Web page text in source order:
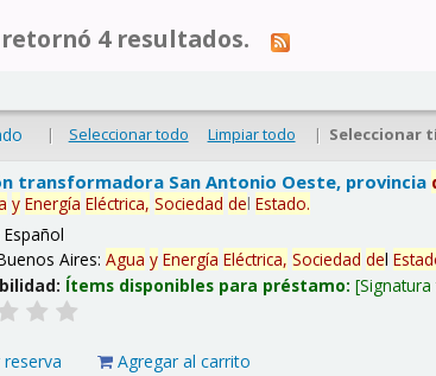
4 resultados.
| Seleccionar todo Limpiar todo | Seleccionar
transformadora San Antonio Oeste, provincia
y Energía Eléctrica, Sociedad delEstado.
Español
Aires:Agua y Energía Eléctrica, Sociedad del
Ítems disponibles para préstamo:
reserva Agregar al carrito